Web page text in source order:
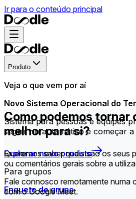
Ir para o conteúdo principal
Produto
Veja o que vem por aí
Novo Sistema Operacional do
Sistema para pessoas e equipes
seguir no automático e começar
Explorar novo produto
Para grupos
Enquete de grupo
Como podemos tornar
melhor para si?
Queremos saber quais são os seus
ou comentários gerais sobre a
Fale connosco remotamente numa
com o Google Meet.